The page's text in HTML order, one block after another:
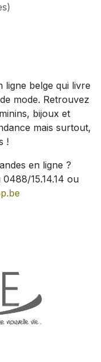
ligne belge qui livre
mode. Retrouvez
bijoux et
mais surtout,
!
en ligne ?
15.14.14 ou